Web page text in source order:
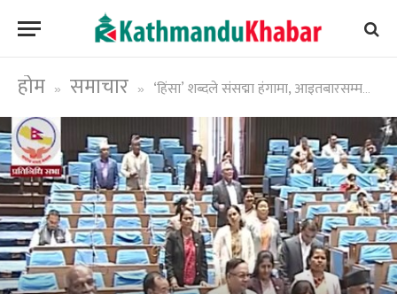
होम » समाचार » ‘हिंसा’ शब्दले संसद्मा हंगामा, आइतबारसम्मका लागि बैठक स्थगित